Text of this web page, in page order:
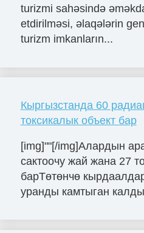
turizmi sahəsində
etdirilməsi, əlaqələrin
turizm imkanların...
Кыргызстанда 60
токсикалык объект бар
[img]""[/img]Алардын
сактоочу жай жана 27
барТөтөнчө
уранды камтыган